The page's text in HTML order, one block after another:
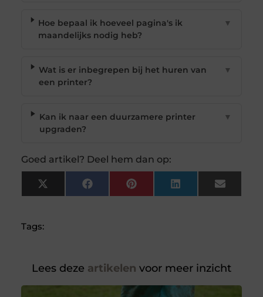
Hoe bepaal ik hoeveel pagina's ik
maandelijks nodig heb?
▼
Wat is er inbegrepen bij het huren van
een printer?
▼
Kan ik naar een duurzamere printer
upgraden?
▼
Goed artikel? Deel hem dan op:
X
(Twitter)
FacebookPinterest LinkedIn Email
Tags:
Lees deze artikelen voor meer inzicht